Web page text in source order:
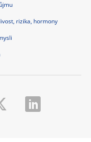
rizika, hormony